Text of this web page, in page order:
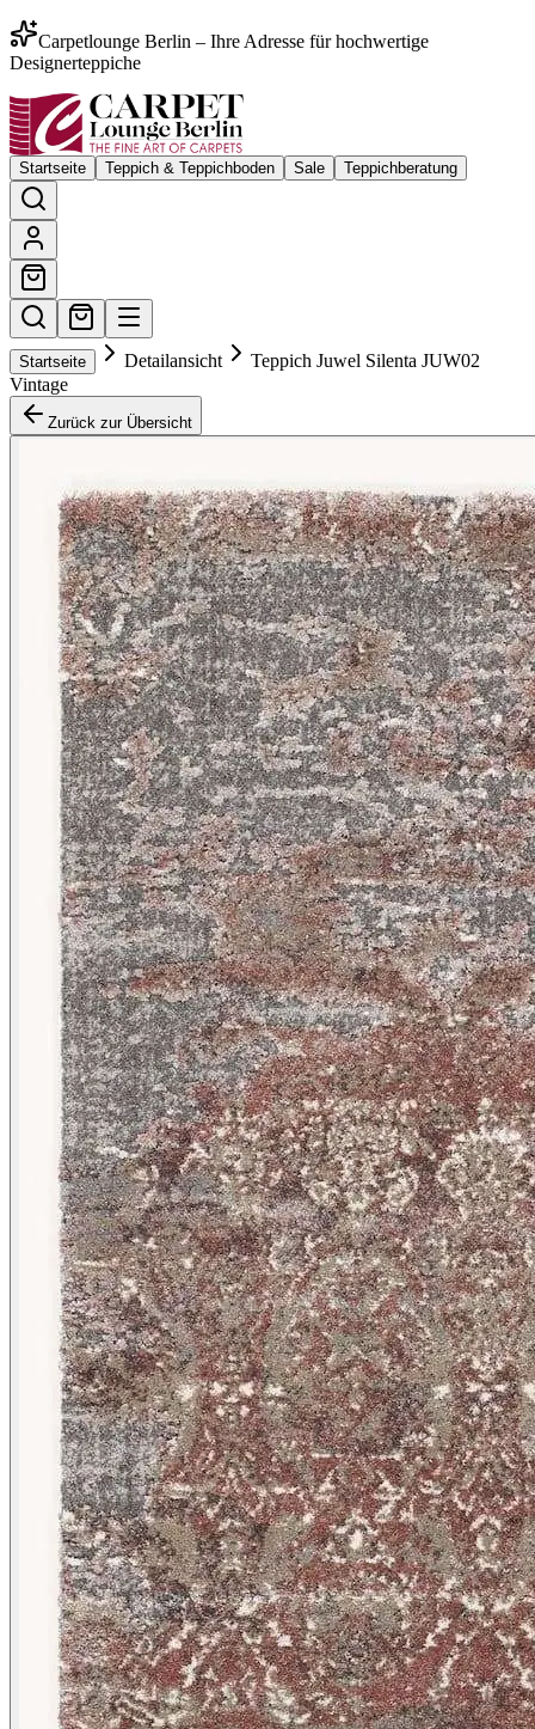
Carpetlounge Berlin – Ihre Adresse für hochwertige
Designerteppiche
Startseite Teppich & Teppichboden Sale Teppichberatung
Startseite Detailansicht
Teppich Juwel Silenta JUW02
Vintage
Zurück zur Übersicht